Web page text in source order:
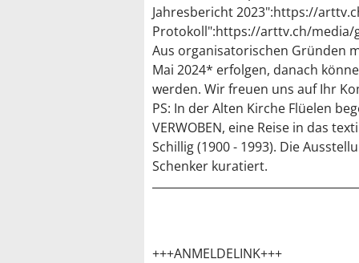
Jahresbericht 2023":https://
Protokoll":https://arttv.ch/media/
Aus organisatorischen Gründen
Mai 2024* erfolgen, danach
werden. Wir freuen uns auf Ihr
PS: In der Alten Kirche Flüelen
VERWOBEN, eine Reise in das
Schillig (1900 - 1993). Die
Schenker kuratiert.
+++ANMELDELINK+++